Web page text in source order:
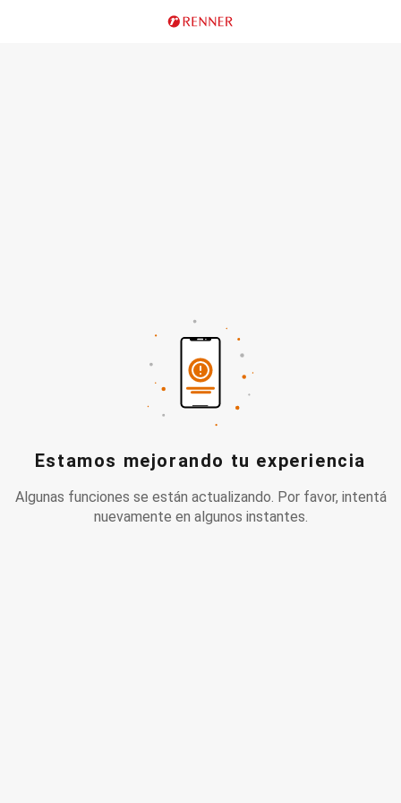
Estamos mejorando tu experiencia
Algunas funciones se están actualizando. Por favor, intentá
nuevamente en algunos instantes.